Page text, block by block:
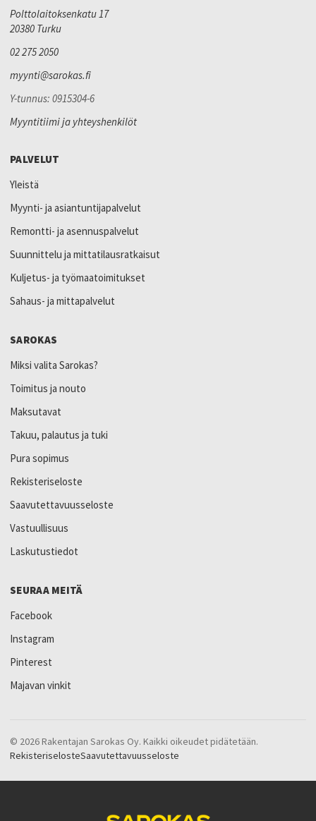
Polttolaitoksenkatu 17
20380 Turku
02 275 2050
myynti@sarokas.fi
Y-tunnus: 0915304-6
Myyntitiimi ja yhteyshenkilöt
PALVELUT
Yleistä
Myynti- ja asiantuntijapalvelut
Remontti- ja asennuspalvelut
Suunnittelu ja mittatilausratkaisut
Kuljetus- ja työmaatoimitukset
Sahaus- ja mittapalvelut
SAROKAS
Miksi valita Sarokas?
Toimitus ja nouto
Maksutavat
Takuu, palautus ja tuki
Pura sopimus
Rekisteriseloste
Saavutettavuusseloste
Vastuullisuus
Laskutustiedot
SEURAA MEITÄ
Facebook
Instagram
Pinterest
Majavan vinkit
© 2026 Rakentajan Sarokas Oy. Kaikki oikeudet pidätetään.
RekisteriselosteSaavutettavuusseloste